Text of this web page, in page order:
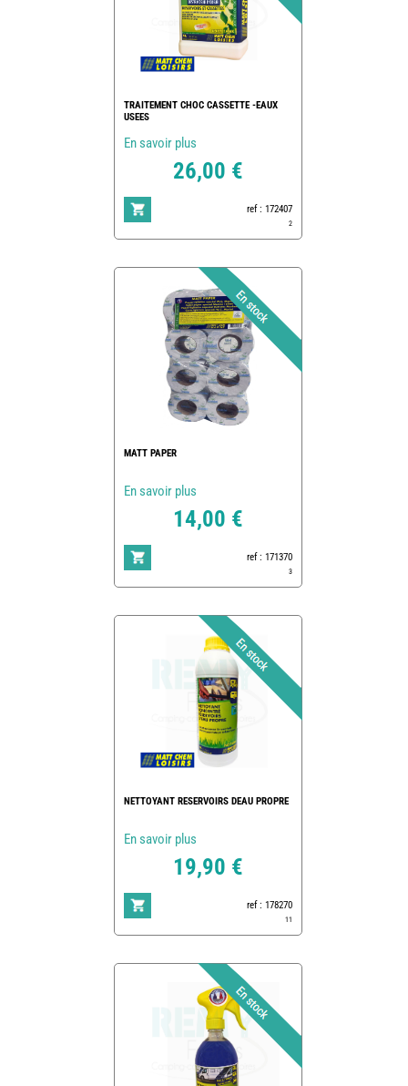
TRAITEMENT CHOC CASSETTE -EAUX
USEES
En savoir plus
26,00 €
ref : 172407
2
MATT PAPER
En savoir plus
14,00 €
ref : 171370
3
NETTOYANT RESERVOIRS DEAU PROPRE
En savoir plus
19,90 €
ref : 178270
11